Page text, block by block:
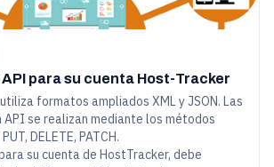
para su cuenta Host-Tracker
formatos ampliados XML y JSON. Las
API se realizan mediante los métodos
DELETE, PATCH.
su cuenta de HostTracker, debe